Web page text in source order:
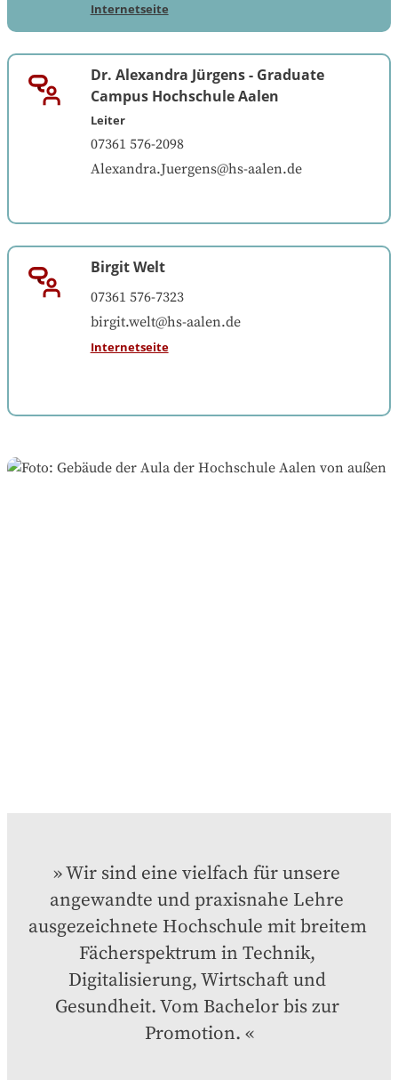
Internetseite
Dr. Alexandra Jürgens - Graduate
Campus Hochschule Aalen
Leiter
07361 576-2098
Alexandra.Juergens@hs-aalen.de
Birgit Welt
07361 576-7323
birgit.welt@hs-aalen.de
Internetseite
Wir sind eine vielfach für unsere
angewandte und praxisnahe Lehre
ausgezeichnete Hochschule mit breitem
Fächerspektrum in Technik,
Digitalisierung, Wirtschaft und
Gesundheit. Vom Bachelor bis zur
Promotion.